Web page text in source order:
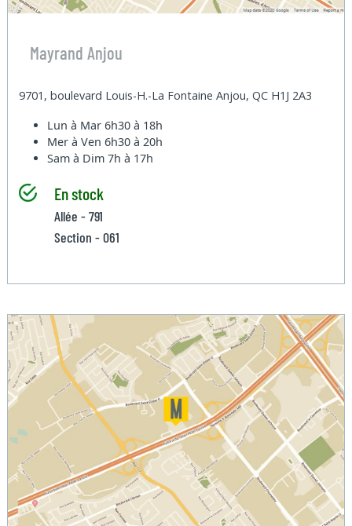
Mayrand Anjou
9701, boulevard Louis-H.-La Fontaine Anjou, QC H1J 2A3
Lun à Mar6h30 à 18h
Mer à Ven6h30 à 20h
Sam à Dim7h à 17h
En stock
Allée - 791
Section - 061